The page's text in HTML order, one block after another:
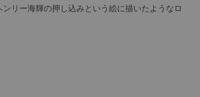
リー海輝の押し込みという絵に描いたようなロ